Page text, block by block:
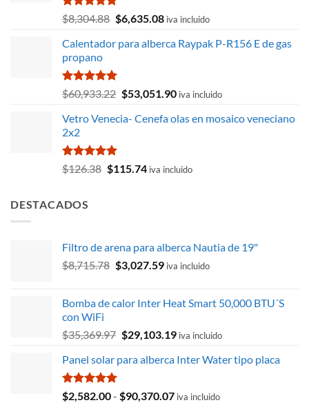
Valorado
con
de 5
$8,304.88 El
original
$8,304.88.
$6,635.08El
actual
iva incluido
Calentador para alberca Raypak P-R156 E de gas
propano
Valorado
con
de 5
$60,933.22 El
original
$53,051.90El
actual
iva incluido
Vetro Venecia- Cenefa olas en mosaico veneciano
2x2
Valorado
con
$126.38 El
$115.74Eliva incluido
DESTACADOS
Filtro de arena para alberca Nautia de 19"
$8,715.78 El
era:
$3,027.59El
es:
iva incluido
Bomba de calor Inter Heat Smart 50,000 BTU´S
con WiFi
$35,369.97 El
original
$35,369.97.
$29,103.19El
actual
$29,103.19.
iva incluido
Panel solar para alberca Inter Water tipo placa
Valorado
con
$2,582.00- $90,370.07Rango
iva incluido